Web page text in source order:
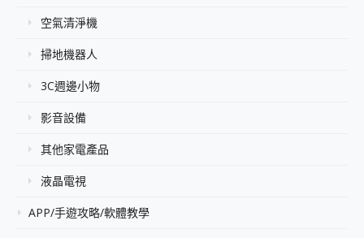
空氣清淨機
掃地機器人
3C週邊小物
影音設備
其他家電產品
液晶電視
APP/手遊攻略/軟體教學